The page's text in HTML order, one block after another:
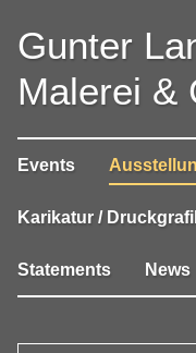
Gunter
Malerei &
Events
Karikatur /
Statements News